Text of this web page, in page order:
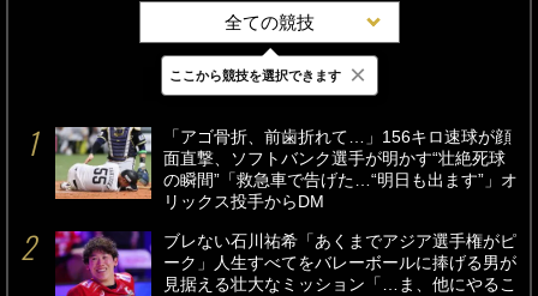
全ての競技
最新 24時間 週間
「アゴ骨折、前歯折れて…」156キロ速球が顔
面直撃、ソフトバンク選手が明かす“壮絶死球
の瞬間”「救急車で告げた…“明日も出ます”」オ
リックス投手からDM
ブレない石川祐希「あくまでアジア選手権がピ
ーク」人生すべてをバレーボールに捧げる男が
見据える壮大なミッション「…ま、他にやるこ
ここから競技を選択できます ×